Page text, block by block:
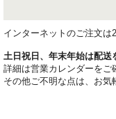
インターネットのご注文は
土日祝日、年末年始は配送
詳細は営業カレンダーをご
その他ご不明な点は、お気